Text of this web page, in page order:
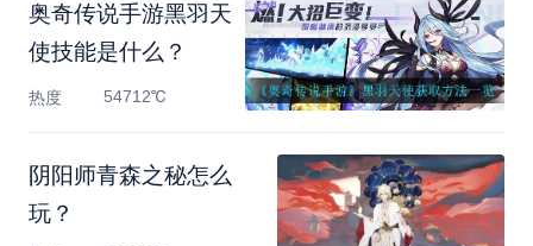
奥奇传说手游黑羽天
使技能是什么？
热度 54712℃
阴阳师青森之秘怎么
玩？